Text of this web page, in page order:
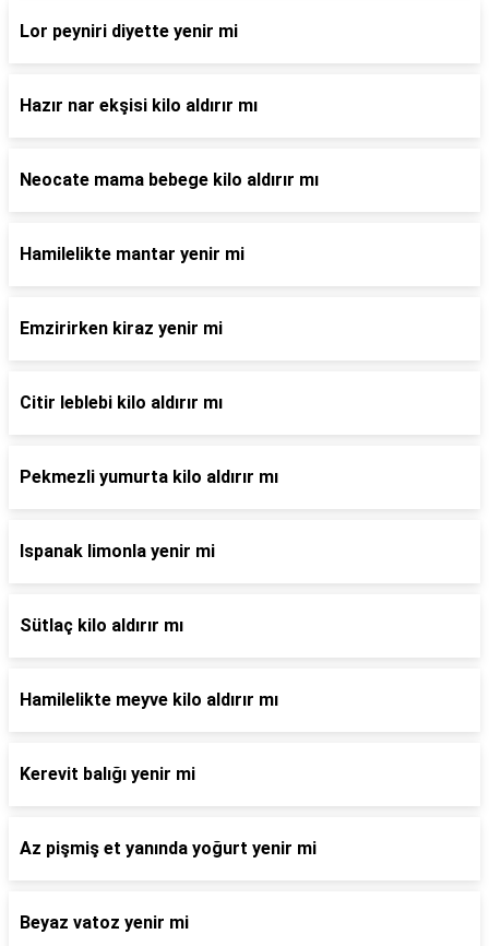
Lor peyniri diyette yenir mi
Hazır nar ekşisi kilo aldırır mı
Neocate mama bebege kilo aldırır mı
Hamilelikte mantar yenir mi
Emzirirken kiraz yenir mi
Citir leblebi kilo aldırır mı
Pekmezli yumurta kilo aldırır mı
Ispanak limonla yenir mi
Sütlaç kilo aldırır mı
Hamilelikte meyve kilo aldırır mı
Kerevit balığı yenir mi
Az pişmiş et yanında yoğurt yenir mi
Beyaz vatoz yenir mi